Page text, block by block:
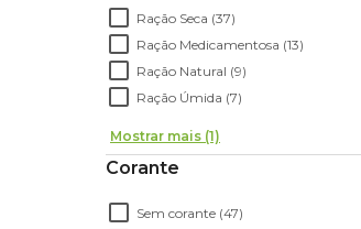
Ração Seca (37)
Ração Medicamentosa (13)
Ração Natural (9)
Ração Úmida (7)
Mostrar mais (1)
Corante
Sem corante (47)